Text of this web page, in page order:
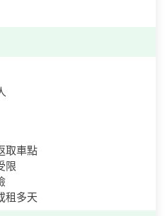
取車點
限
租多天